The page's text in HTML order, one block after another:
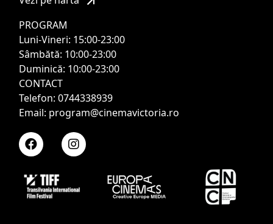
PROGRAM
Luni-Vineri: 15:00-23:00
Sâmbătă: 10:00-23:00
Duminică: 10:00-23:00
CONTACT
Telefon: 0744338939
Email: program@cinemavictoria.ro